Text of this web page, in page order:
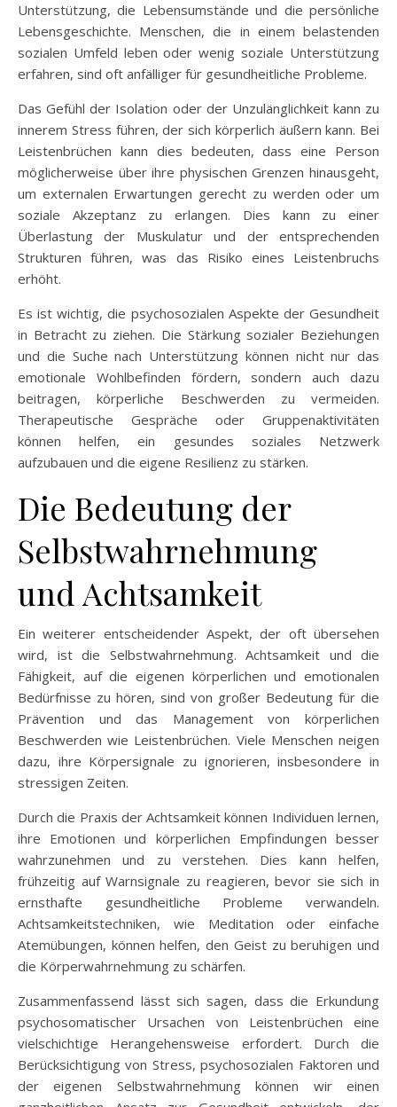
Unterstützung, die Lebensumstände und die persönliche
Lebensgeschichte. Menschen, die in einem belastenden
sozialen Umfeld leben oder wenig soziale Unterstützung
erfahren, sind oft anfälliger für gesundheitliche Probleme.
Das Gefühl der Isolation oder der Unzulänglichkeit kann zu
innerem Stress führen, der sich körperlich äußern kann. Bei
Leistenbrüchen kann dies bedeuten, dass eine Person
möglicherweise über ihre physischen Grenzen hinausgeht,
um externalen Erwartungen gerecht zu werden oder um
soziale Akzeptanz zu erlangen. Dies kann zu einer
Überlastung der Muskulatur und der entsprechenden
Strukturen führen, was das Risiko eines Leistenbruchs
erhöht.
Es ist wichtig, die psychosozialen Aspekte der Gesundheit
in Betracht zu ziehen. Die Stärkung sozialer Beziehungen
und die Suche nach Unterstützung können nicht nur das
emotionale Wohlbefinden fördern, sondern auch dazu
beitragen, körperliche Beschwerden zu vermeiden.
Therapeutische Gespräche oder Gruppenaktivitäten
können helfen, ein gesundes soziales Netzwerk
aufzubauen und die eigene Resilienz zu stärken.
Die Bedeutung der
Selbstwahrnehmung
und Achtsamkeit
Ein weiterer entscheidender Aspekt, der oft übersehen
wird, ist die Selbstwahrnehmung. Achtsamkeit und die
Fähigkeit, auf die eigenen körperlichen und emotionalen
Bedürfnisse zu hören, sind von großer Bedeutung für die
Prävention und das Management von körperlichen
Beschwerden wie Leistenbrüchen. Viele Menschen neigen
dazu, ihre Körpersignale zu ignorieren, insbesondere in
stressigen Zeiten.
Durch die Praxis der Achtsamkeit können Individuen lernen,
ihre Emotionen und körperlichen Empfindungen besser
wahrzunehmen und zu verstehen. Dies kann helfen,
frühzeitig auf Warnsignale zu reagieren, bevor sie sich in
ernsthafte gesundheitliche Probleme verwandeln.
Achtsamkeitstechniken, wie Meditation oder einfache
Atemübungen, können helfen, den Geist zu beruhigen und
die Körperwahrnehmung zu schärfen.
Zusammenfassend lässt sich sagen, dass die Erkundung
psychosomatischer Ursachen von Leistenbrüchen eine
vielschichtige Herangehensweise erfordert. Durch die
Berücksichtigung von Stress, psychosozialen Faktoren und
der eigenen Selbstwahrnehmung können wir einen